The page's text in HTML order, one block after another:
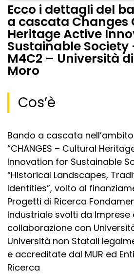
Ecco i dettagli del
a cascata Changes
Heritage Active
Sustainable Society
M4C2 – Università
Moro
Cos’è
Bando a cascata
“CHANGES – Cultural
Innovation for Sustainable
“Historical Landscapes,
Identities”, volto al
Progetti di Ricerca
Industriale svolti da Imprese
collaborazione con
Università non Statali
e accreditate dal MUR ed
Ricerca